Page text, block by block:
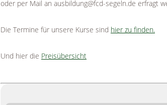
oder per Mail an ausbildung@fcd-segeln.de erfragt
Die Termine für unsere Kurse sind hier zu finden.
Und hier die Preisübersicht